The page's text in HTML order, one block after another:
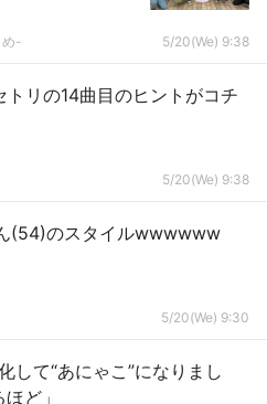
め- 5/20(We) 9:38
リの14曲目のヒントがコチ
5/20(We) 9:38
(54)のスタイルwwwwww
5/20(We) 9:30
して“あにゃこ”になりまし
ど」